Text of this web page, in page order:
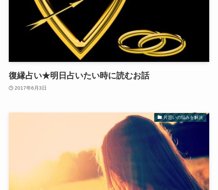
復縁占い★明日占いたい時に読むお話
2017年6月3日
片思いの悩みを解決